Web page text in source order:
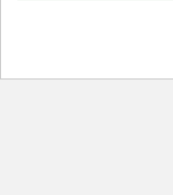
Σχετικά με εμάς